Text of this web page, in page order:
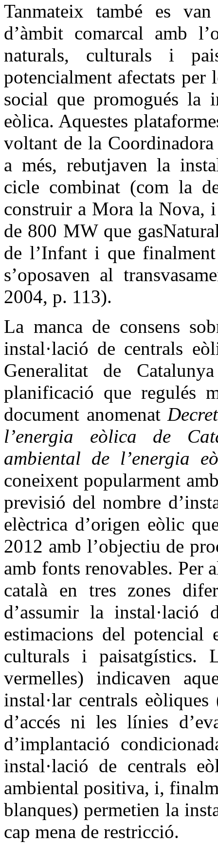
Tanmateix també es
d’àmbit comarcal amb
naturals, culturals i
potencialment afectats
social que promogués la
eòlica. Aquestes
voltant de la
a més, rebutjaven la
cicle combinat (com la
construir a Mora la Nova,
de 800 MW que
de l’Infant i que
s’oposaven al
2004, p. 113).
La manca de consens
instal·lació de centrals
Generalitat de
planificació que regulés
document anomenatD
l’energia eòlica de
ambiental de l’energia
coneixent popularment
previsió del nombre
elèctrica d’origen eòlic
2012 amb l’objectiu de
amb fonts renovables. Per
català en tres zones
d’assumir la instal·lació
estimacions del potencial
culturals i paisatgístics.
vermelles) indicaven
instal·lar centrals
d’accés ni les línies
d’implantació
instal·lació de centrals
ambiental positiva, i,
blanques) permetien la
cap mena de restricció.